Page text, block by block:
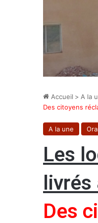
Accueil > A la
Des citoyens
A la une
Les
livrés
Des